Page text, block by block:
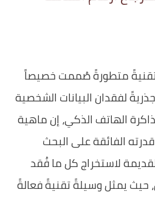
تقنيةً متطورةً صُممت خصيصاً
لفقدان البيانات الشخصية
الهاتف الذكي، إن ماهية
الفائقة على البحث
لاستخراج كل ما فُقد
حيث يمثل وسيلةً تقنيةً فعالةً